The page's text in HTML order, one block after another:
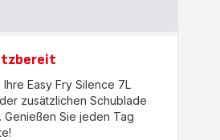
Easy Fry Silence 7L
zusätzlichen Schublade
Genießen Sie jeden Tag